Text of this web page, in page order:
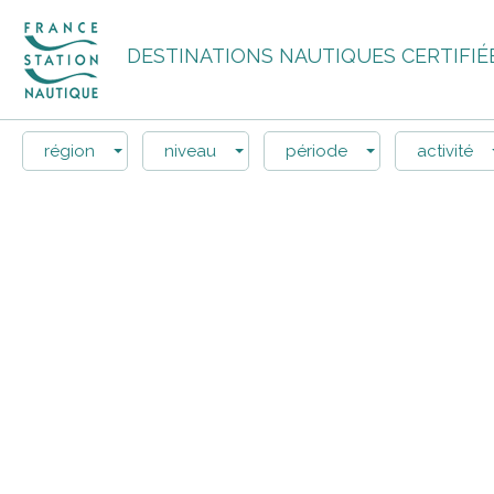
DESTINATIONS NAUTIQUES
région niveau période activité